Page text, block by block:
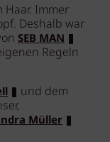
Immer
Deshalb war
SEB MAN
Regeln
und dem
Müller